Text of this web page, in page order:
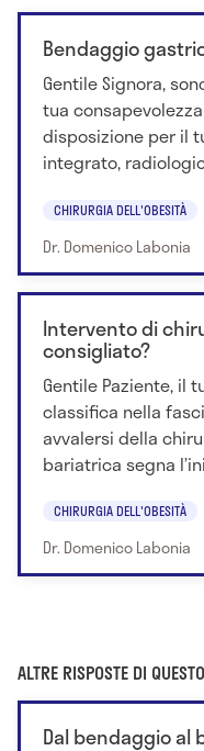
Bendaggio
Gentile Signora,
tua
disposizione per il
integrato,
CHIRURGIA DELL'OBESITÀ
Dr. Domenico Labonia
Intervento di
consigliato?
Gentile Paziente, il
classifica nella
avvalersi della
bariatrica segna
CHIRURGIA DELL'OBESITÀ
Dr. Domenico Labonia
ALTRE RISPOSTE DI
Dal bendaggio al